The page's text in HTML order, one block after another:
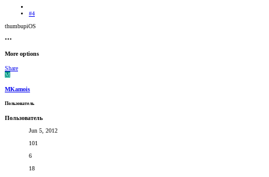
#4
thumbupiOS
•••
More options
Share
M
MKamois
Пользователь
Пользователь
Jun 5, 2012
101
6
18